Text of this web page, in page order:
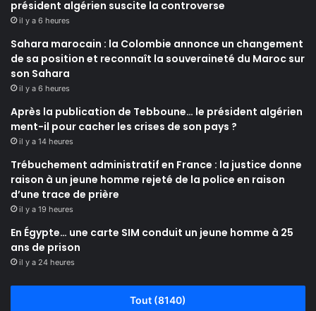
président algérien suscite la controverse
il y a 6 heures
Sahara marocain : la Colombie annonce un changement
de sa position et reconnaît la souveraineté du Maroc sur
son Sahara
il y a 6 heures
Après la publication de Tebboune… le président algérien
ment-il pour cacher les crises de son pays ?
il y a 14 heures
Trébuchement administratif en France : la justice donne
raison à un jeune homme rejeté de la police en raison
d’une trace de prière
il y a 19 heures
En Égypte… une carte SIM conduit un jeune homme à 25
ans de prison
il y a 24 heures
Tout (8140)